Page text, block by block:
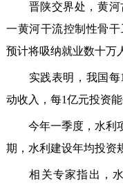
晋陕交界处，黄河
一黄河干流控制性骨
预计将吸纳就业数十万
实践表明，我国每1
动收入，每1亿元投资
今年一季度，水利项
期，水利建设年均投资
相关专家指出，水